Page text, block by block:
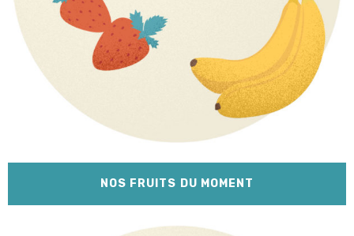
NOS FRUITS DU MOMENT